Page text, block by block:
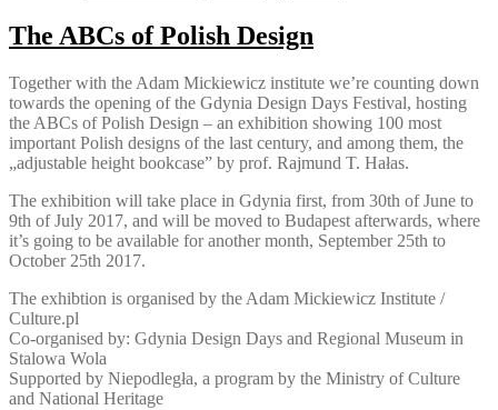
The ABCs of Polish Design
Together with the Adam Mickiewicz institute we’re counting down
towards the opening of the Gdynia Design Days Festival, hosting
the ABCs of Polish Design – an exhibition showing 100 most
important Polish designs of the last century, and among them, the
„adjustable height bookcase” by prof. Rajmund T. Hałas.
The exhibition will take place in Gdynia first, from 30th of June to
9th of July 2017, and will be moved to Budapest afterwards, where
it’s going to be available for another month, September 25th to
October 25th 2017.
The exhibtion is organised by the Adam Mickiewicz Institute /
Culture.pl
Co-organised by: Gdynia Design Days and Regional Museum in
Stalowa Wola
Supported by Niepodległa, a program by the Ministry of Culture
and National Heritage